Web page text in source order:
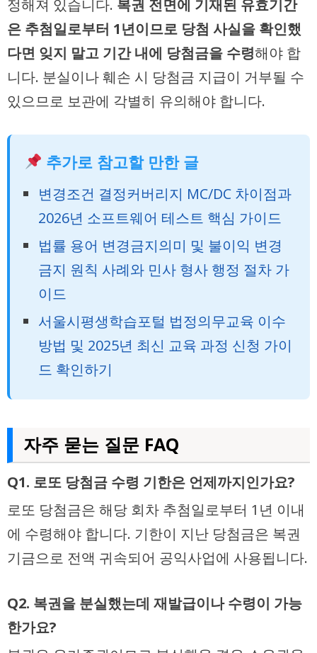
정해져 있습니다. 복권 전면에 기재된 유효기간
은 추첨일로부터 1년이므로 당첨 사실을 확인했
다면 잊지 말고 기간 내에 당첨금을 수령해야 합
니다. 분실이나 훼손 시 당첨금 지급이 거부될 수
있으므로 보관에 각별히 유의해야 합니다.
추가로 참고할 만한 글
변경조건 결정커버리지 MC/DC 차이점과
2026년 소프트웨어 테스트 핵심 가이드
법률 용어 변경금지의미 및 불이익 변경
금지 원칙 사례와 민사 형사 행정 절차 가
이드
서울시평생학습포털 법정의무교육 이수
방법 및 2025년 최신 교육 과정 신청 가이
드 확인하기
자주 묻는 질문 FAQ
Q1. 로또 당첨금 수령 기한은 언제까지인가요?
로또 당첨금은 해당 회차 추첨일로부터 1년 이내
에 수령해야 합니다. 기한이 지난 당첨금은 복권
기금으로 전액 귀속되어 공익사업에 사용됩니다.
Q2. 복권을 분실했는데 재발급이나 수령이 가능
한가요?